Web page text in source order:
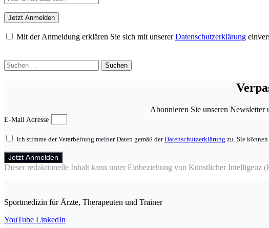
Mit der Anmeldung erklären Sie sich mit unsererDatenschutzerklärung
Suchen
nach:
Abonnieren Sie unseren Newsletter
E-Mail Adresse
Ich stimme der Verarbeitung meiner Daten gemäß derDatenschutzerklärung zu. Sie
Jetzt Anmelden
Dieser redaktionelle Inhalt kann unter Einbeziehung von Künstlicher Intelligenz
Sportmedizin für Ärzte, Therapeuten und Trainer
YouTube LinkedIn